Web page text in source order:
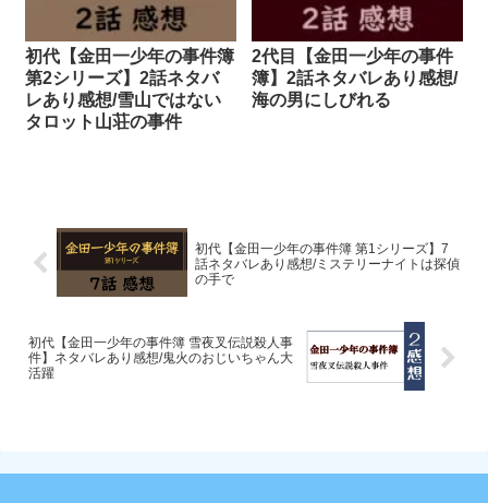
初代【金田一少年の事件簿
第2シリーズ】2話ネタバ
レあり感想/雪山ではない
タロット山荘の事件
2代目【金田一少年の事件
簿】2話ネタバレあり感想/
海の男にしびれる
初代【金田一少年の事件簿 第1シリーズ】7
話ネタバレあり感想/ミステリーナイトは探偵
の手で
初代【金田一少年の事件簿 雪夜叉伝説殺人事
件】ネタバレあり感想/鬼火のおじいちゃん大
活躍